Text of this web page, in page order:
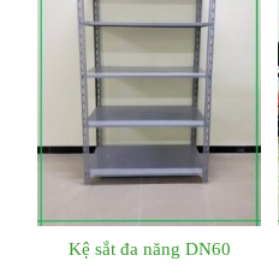
Kệ sắt đa năng DN60